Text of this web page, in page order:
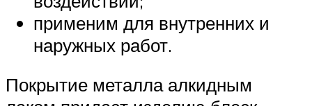
применим для внутренних и
наружных работ.
Покрытие металла алкидным